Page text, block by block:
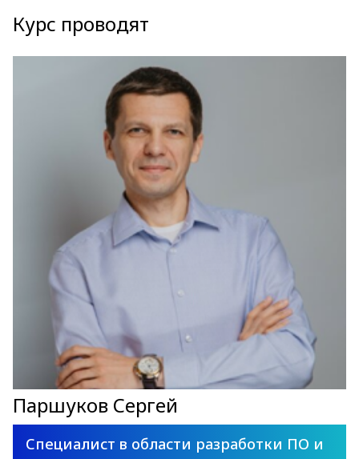
Курс проводят
Паршуков Сергей
Специалист в области разработки ПО и